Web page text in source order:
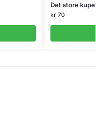
Det store
kr70